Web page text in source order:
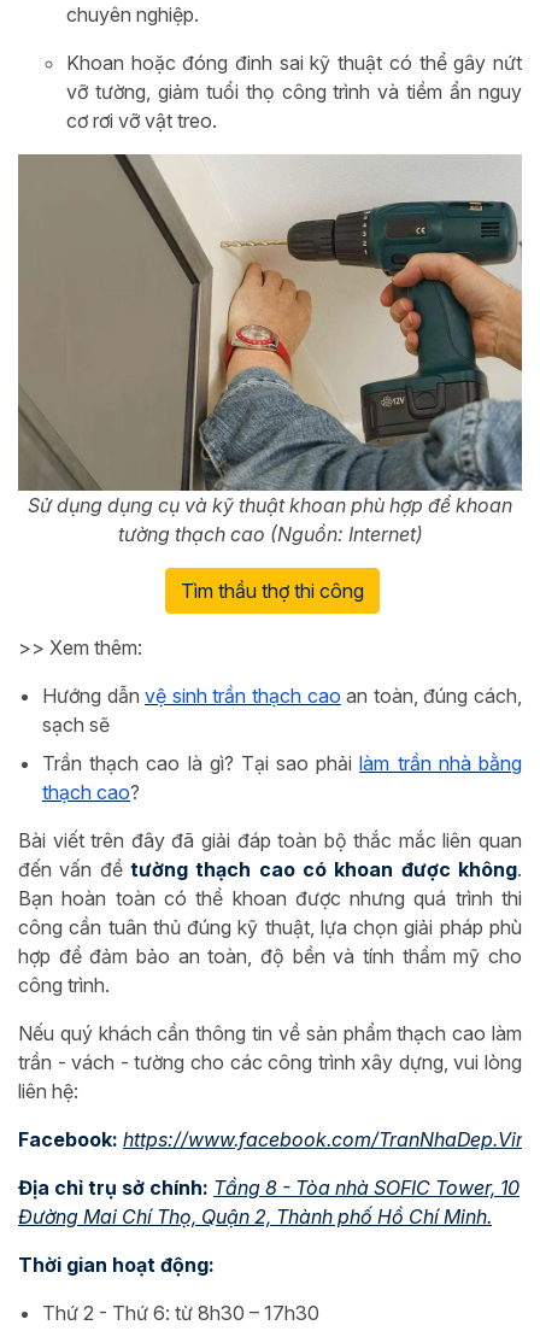
chuyên nghiệp.
Khoan hoặc đóng đinh sai kỹ thuật có thể gây nứt
vỡ tường, giảm tuổi thọ công trình và tiềm ẩn nguy
cơ rơi vỡ vật treo.
Sử dụng dụng cụ và kỹ thuật khoan phù hợp để khoan
tường thạch cao (Nguồn: Internet)
Tìm thầu thợ thi công
>> Xem thêm:
Hướng dẫnvệ sinh trần thạch cao an toàn, đúng cách,
sạch sẽ
Trần thạch cao là gì? Tại sao phảilàm trần nhà bằng
thạch cao?
Bài viết trên đây đã giải đáp toàn bộ thắc mắc liên quan
đến vấn đề tường thạch cao có khoan được không.
Bạn hoàn toàn có thể khoan được nhưng quá trình thi
công cần tuân thủ đúng kỹ thuật, lựa chọn giải pháp phù
hợp để đảm bảo an toàn, độ bền và tính thẩm mỹ cho
công trình.
Nếu quý khách cần thông tin về sản phẩm thạch cao làm
trần - vách - tường cho các công trình xây dựng, vui lòng
liên hệ:
Facebook: https://www.facebook.com/
Địa chỉ trụ sở chính: Tầng 8 - Tòa nhà SOFIC Tower, 10
Đường Mai Chí Thọ, Quận 2, Thành phố Hồ Chí Minh.
Thời gian hoạt động:
Thứ 2 - Thứ 6: từ 8h30 – 17h30